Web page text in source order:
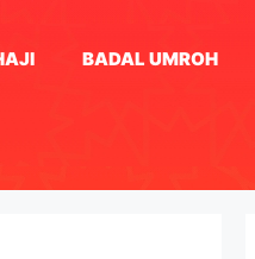
BADAL UMROH